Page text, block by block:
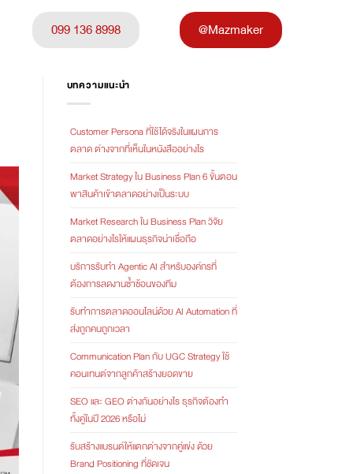
099 136 8998 @Mazmaker
บทความแนะนำ
Customer Persona ที่ใช้ได้จริงในแผนการ
ตลาด ต่างจากที่เห็นในหนังสืออย่างไร
Market Strategy ใน Business Plan 6 ขั้นตอน
พาสินค้าเข้าตลาดอย่างเป็นระบบ
Market Research ใน Business Plan วิจัย
ตลาดอย่างไรให้แผนธุรกิจน่าเชื่อถือ
บริการรับทำ Agentic AI สำหรับองค์กรที่
ต้องการลดงานซ้ำซ้อนของทีม
รับทำการตลาดออนไลน์ด้วย AI Automation ที่
ส่งถูกคนถูกเวลา
Communication Plan กับ UGC Strategy ใช้
คอนเทนต์จากลูกค้าสร้างยอดขาย
SEO และ GEO ต่างกันอย่างไร ธุรกิจต้องทำ
ทั้งคู่ในปี 2026 หรือไม่
รับสร้างแบรนด์ให้แตกต่างจากคู่แข่ง ด้วย
Brand Positioning ที่ชัดเจน